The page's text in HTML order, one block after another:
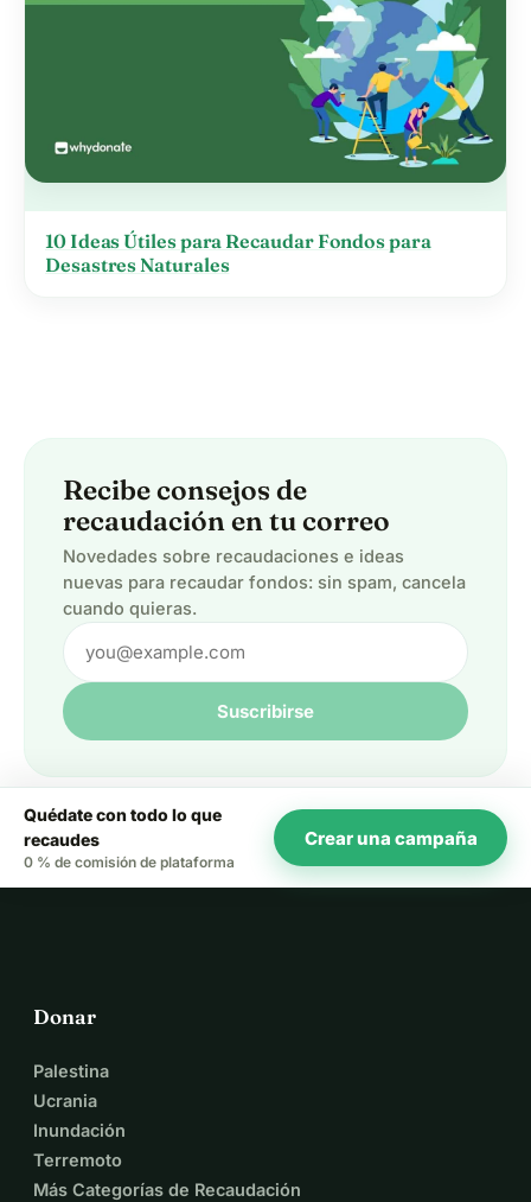
10 Ideas Útiles para Recaudar Fondos para
Desastres Naturales
Recibe consejos de
recaudación en tu correo
Novedades sobre recaudaciones e ideas
nuevas para recaudar fondos: sin spam, cancela
cuando quieras.
Suscribirse
Quédate con todo lo que
recaudes
0 % de comisión de plataforma
Crear una campaña
Donar
Palestina
Ucrania
Inundación
Terremoto
Más Categorías de Recaudación